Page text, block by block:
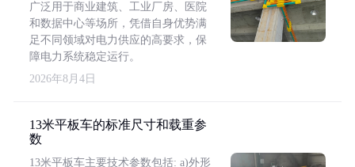
广泛用于商业建筑、工业厂房、医院
和数据中心等场所，凭借自身优势满
足不同领域对电力供应的高要求，保
障电力系统稳定运行。
2026年8月4日
13米平板车的标准尺寸和载重参
数
13米平板车主要技术参数包括: a)外形